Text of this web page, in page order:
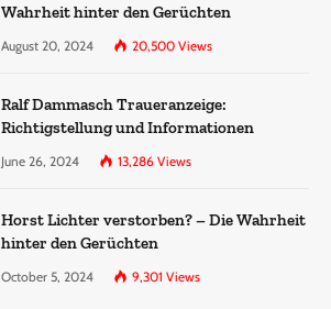
Wahrheit hinter den Gerüchten
August 20, 2024 20,500 Views
Ralf Dammasch Traueranzeige:
Richtigstellung und Informationen
June 26, 2024 13,286 Views
Horst Lichter verstorben? – Die Wahrheit
hinter den Gerüchten
October 5, 2024 9,301 Views